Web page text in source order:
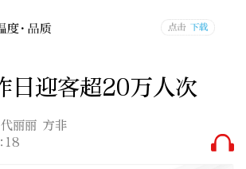
日迎客超20万人次
丽丽 方非